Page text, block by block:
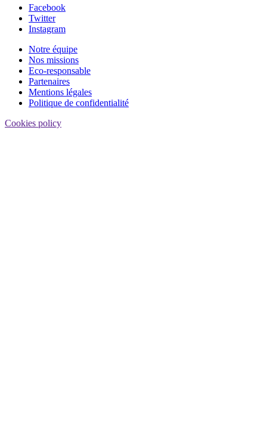
Facebook
Twitter
Instagram
Notre équipe
Nos missions
Eco-responsable
Partenaires
Mentions légales
Politique de confidentialité
Cookies policy